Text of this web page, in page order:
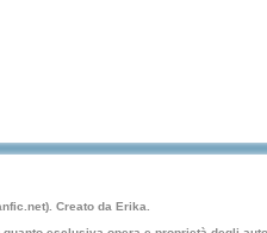
Creato da Erika.